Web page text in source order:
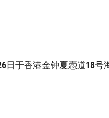
日于香港金钟夏悫道18